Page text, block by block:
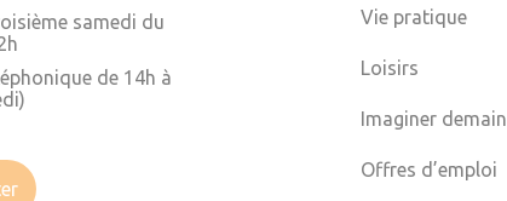
samedi du
de 14h à
Vie pratique
Loisirs
Imaginer demain
Offres d’emploi